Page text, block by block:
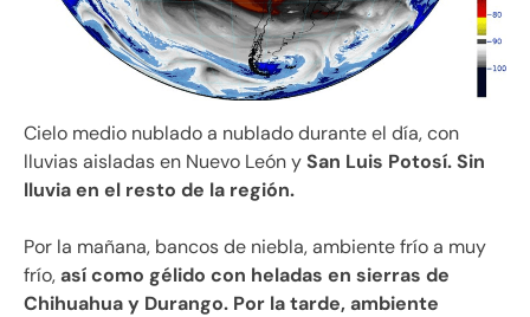
Cielo medio nublado a nublado durante el día, con
lluvias aisladas en Nuevo León ySan Luis Potosí. Sin
lluvia en el resto de la región.
Por la mañana, bancos de niebla, ambiente frío a muy
frío,así como gélido con heladas en sierras de
Chihuahua y Durango. Por la tarde, ambiente